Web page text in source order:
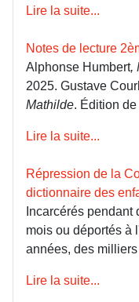
Lire la suite...
Notes de lecture
Alphonse Humbert,
2025. Gustave
Mathilde. Édition de
Lire la suite...
Répression de la
dictionnaire des
Incarcérés
mois ou déportés à
années, des
Lire la suite...